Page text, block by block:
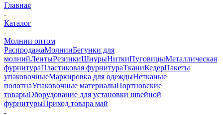
Главная
-
Каталог
-
Молнии оптом
РаспродажаМолнииБегунки для
молнийЛентыРезинкиШнурыНиткиПуговицыМеталлическая
фурнитураПластиковая фурнитураТканиКедерПакеты
упаковочныеМаркировка для одеждыНетканые
полотнаУпаковочные материалыПортновские
товарыОборудование для установки швейной
фурнитурыПриход товара май
-